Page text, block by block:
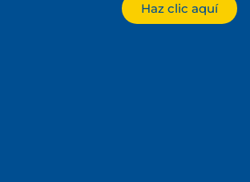
Haz clic aquí